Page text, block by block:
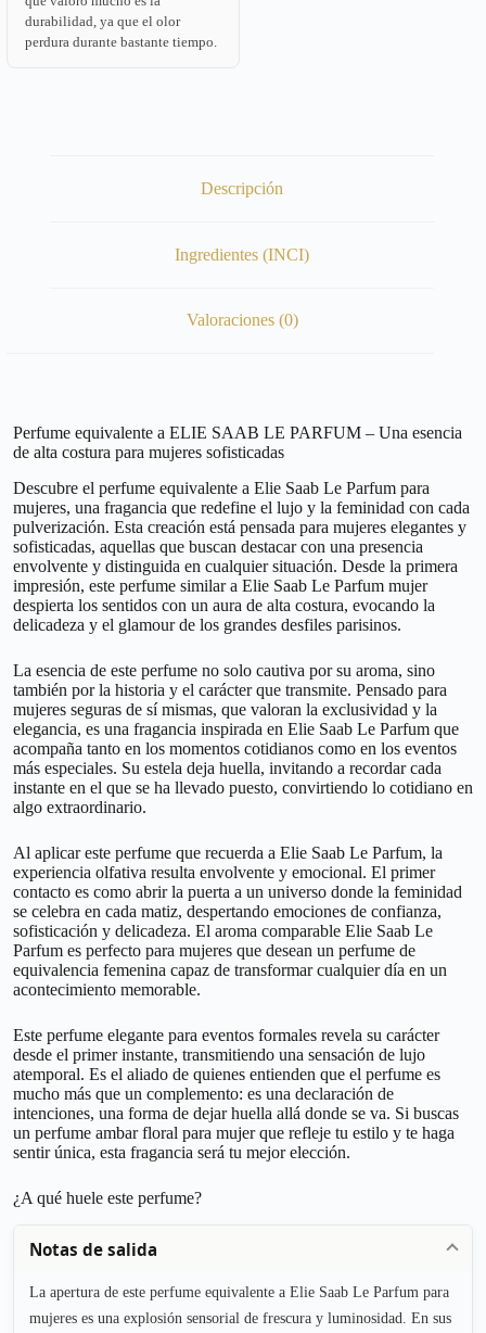
durabilidad, ya que el olor
perdura durante bastante tiempo.
Descripción
Ingredientes (INCI)
Valoraciones (0)
Perfume equivalente a ELIE SAAB LE PARFUM – Una esencia
de alta costura para mujeres sofisticadas
Descubre el perfume equivalente a Elie Saab Le Parfum para
mujeres, una fragancia que redefine el lujo y la feminidad con cada
pulverización. Esta creación está pensada para mujeres elegantes y
sofisticadas, aquellas que buscan destacar con una presencia
envolvente y distinguida en cualquier situación. Desde la primera
impresión, este perfume similar a Elie Saab Le Parfum mujer
despierta los sentidos con un aura de alta costura, evocando la
delicadeza y el glamour de los grandes desfiles parisinos.
La esencia de este perfume no solo cautiva por su aroma, sino
también por la historia y el carácter que transmite. Pensado para
mujeres seguras de sí mismas, que valoran la exclusividad y la
elegancia, es una fragancia inspirada en Elie Saab Le Parfum que
acompaña tanto en los momentos cotidianos como en los eventos
más especiales. Su estela deja huella, invitando a recordar cada
instante en el que se ha llevado puesto, convirtiendo lo cotidiano en
algo extraordinario.
Al aplicar este perfume que recuerda a Elie Saab Le Parfum, la
experiencia olfativa resulta envolvente y emocional. El primer
contacto es como abrir la puerta a un universo donde la feminidad
se celebra en cada matiz, despertando emociones de confianza,
sofisticación y delicadeza. El aroma comparable Elie Saab Le
Parfum es perfecto para mujeres que desean un perfume de
equivalencia femenina capaz de transformar cualquier día en un
acontecimiento memorable.
Este perfume elegante para eventos formales revela su carácter
desde el primer instante, transmitiendo una sensación de lujo
atemporal. Es el aliado de quienes entienden que el perfume es
mucho más que un complemento: es una declaración de
intenciones, una forma de dejar huella allá donde se va. Si buscas
un perfume ambar floral para mujer que refleje tu estilo y te haga
sentir única, esta fragancia será tu mejor elección.
¿A qué huele este perfume?
Notas de salida
La apertura de este perfume equivalente a Elie Saab Le Parfum para
mujeres es una explosión sensorial de frescura y luminosidad. En sus